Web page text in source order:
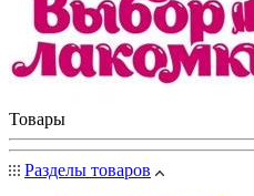
Товары
Разделы товаров